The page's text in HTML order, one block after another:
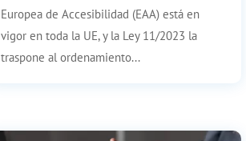
Europea de Accesibilidad (EAA) está en
vigor en toda la UE, y la Ley 11/2023 la
traspone al ordenamiento...